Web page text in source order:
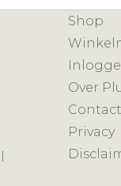
Shop
Over
Contact
Privacy